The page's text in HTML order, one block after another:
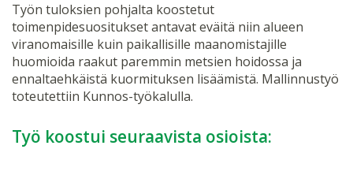
Työn tuloksien pohjalta koostetut
toimenpidesuositukset antavat eväitä niin alueen
viranomaisille kuin paikallisille maanomistajille
huomioida raakut paremmin metsien hoidossa ja
ennaltaehkäistä kuormituksen lisäämistä. Mallinnustyö
toteutettiin Kunnos-työkalulla.
Työ koostui seuraavista osioista: